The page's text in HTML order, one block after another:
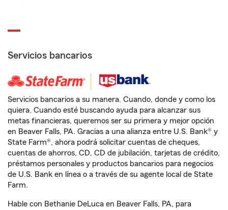
Servicios bancarios
Servicios bancarios a su manera. Cuando, donde y como los
quiera. Cuando esté buscando ayuda para alcanzar sus
metas financieras, queremos ser su primera y mejor opción
en Beaver Falls, PA. Gracias a una alianza entre U.S. Bank® y
State Farm®, ahora podrá solicitar cuentas de cheques,
cuentas de ahorros, CD, CD de jubilación, tarjetas de crédito,
préstamos personales y productos bancarios para negocios
de U.S. Bank en línea o a través de su agente local de State
Farm.
Hable con Bethanie DeLuca en Beaver Falls, PA, para